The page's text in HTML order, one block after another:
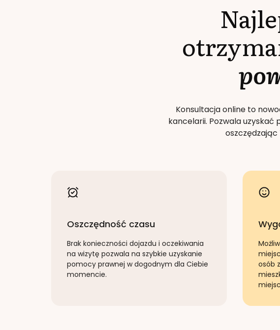
Konsultacja online to
kancelarii. Pozwala
oszczędzając
Oszczędność czasu
Brak konieczności dojazdu i oczekiwania
na wizytę pozwala na szybkie uzyskanie
pomocy prawnej w dogodnym dla Ciebie
momencie.
osób